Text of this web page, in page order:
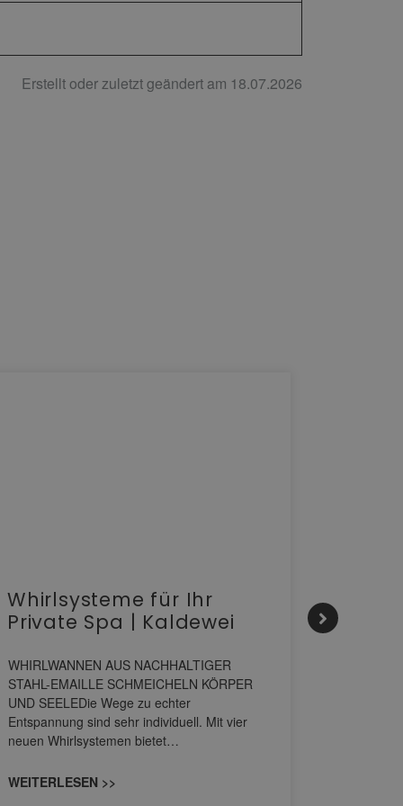
Erstellt oder zuletzt geändert am 18.07.2026
Whirlsysteme für Ihr
Private Spa | Kaldewei
WHIRLWANNEN AUS NACHHALTIGER
STAHL-EMAILLE SCHMEICHELN KÖRPER
UND SEELEDie Wege zu echter
Entspannung sind sehr individuell. Mit vier
neuen Whirlsystemen bietet…
WEITERLESEN >>